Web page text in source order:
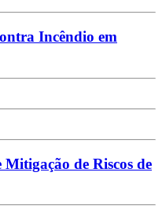
Incêndio em
de Riscos de